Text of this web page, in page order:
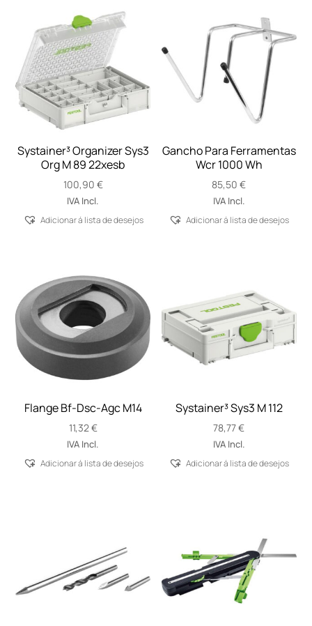
Systainer³ Organizer Sys3
Org M 89 22xesb
100,90 €
IVA Incl.
Adicionar á lista de desejos
Gancho Para Ferramentas
Wcr 1000 Wh
85,50€
IVA Incl.
Adicionar á lista de desejos
Flange Bf-Dsc-Agc M14
11,32€
IVA Incl.
Adicionar á lista de desejos
Systainer³ Sys3 M 112
78,77€
IVA Incl.
Adicionar á lista de desejos